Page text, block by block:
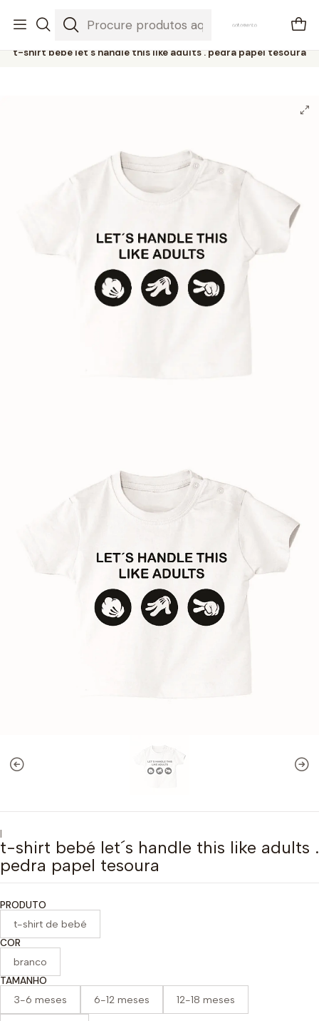
t-shirt bebé let´s handle this like adults . pedra papel tesoura
|
t-shirt bebé let´s handle this like adults .
pedra papel tesoura
PRODUTO
t-shirt de bebé
COR
branco
TAMANHO
3-6 meses 6-12 meses 12-18 meses